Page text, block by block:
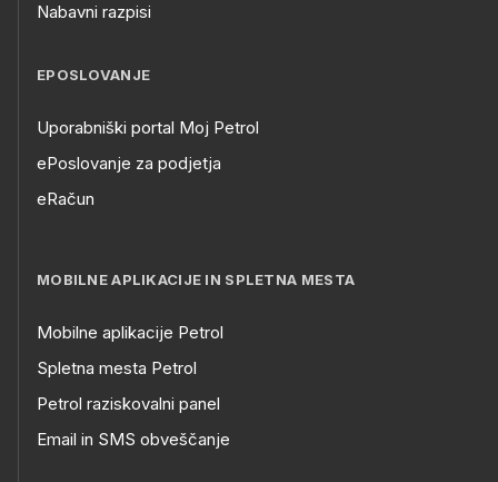
Nabavni razpisi
EPOSLOVANJE
Uporabniški portal Moj Petrol
ePoslovanje za podjetja
eRačun
MOBILNE APLIKACIJE IN SPLETNA MESTA
Mobilne aplikacije Petrol
Spletna mesta Petrol
Petrol raziskovalni panel
Email in SMS obveščanje